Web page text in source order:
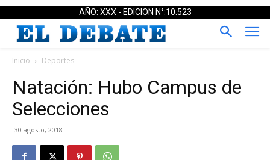
AÑO: XXX - EDICION N°:10.523
Inicio Deportes
Natación: Hubo Campus de
Selecciones
30 agosto, 2018